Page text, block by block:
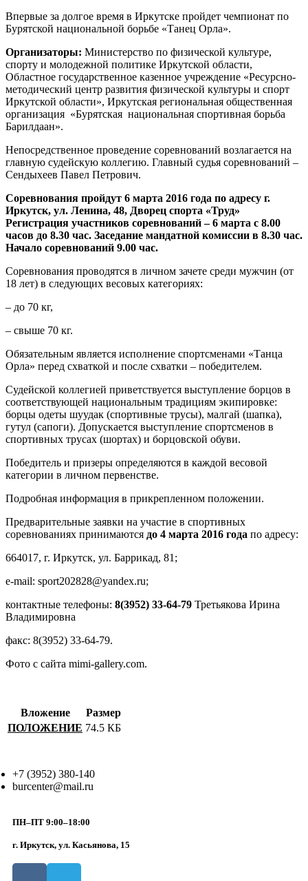
Впервые за долгое время в Иркутске пройдет чемпионат по
Бурятской национальной борьбе «Танец Орла».
Организаторы: Министерство по физической культуре,
спорту и молодежной политике Иркутской области,
Областное государственное казенное учреждение «Ресурсно-
методический центр развития физической культуры и спорт
Иркутской области», Иркутская региональная общественная
организация «Бурятская национальная спортивная борьба
Барилдаан».
Непосредственное проведение соревнований возлагается на
главную судейскую коллегию. Главный судья соревнований –
Сендыхеев Павел Петрович.
Соревнования пройдут 6 марта 2016 года по адресу г.
Иркутск, ул. Ленина, 48, Дворец спорта «Труд»
Регистрация участников соревнований – 6 марта с 8.00
часов до 8.30 час. Заседание мандатной комиссии в 8.30 час.
Начало соревнований 9.00 час.
Соревнования проводятся в личном зачете среди мужчин (от
18 лет) в следующих весовых категориях:
– до 70 кг,
– свыше 70 кг.
Обязательным является исполнение спортсменами «Танца
Орла» перед схваткой и после схватки – победителем.
Судейской коллегией приветствуется выступление борцов в
соответствующей национальным традициям экипировке:
борцы одеты шуудак (спортивные трусы), малгай (шапка),
гутул (сапоги). Допускается выступление спортсменов в
спортивных трусах (шортах) и борцовской обуви.
Победитель и призеры определяются в каждой весовой
категории в личном первенстве.
Подробная информация в прикрепленном положении.
Предварительные заявки на участие в спортивных
соревнованиях принимаются до 4 марта 2016 года по адресу:
664017, г. Иркутск, ул. Баррикад, 81;
e-mail: sport202828@yandex.ru;
контактные телефоны: 8(3952) 33-64-79 Третьякова Ирина
Владимировна
факс: 8(3952) 33-64-79.
Фото с сайта mimi-gallery.com.
Вложение
Размер
ПОЛОЖЕНИЕ 74.5 КБ
+7 (3952) 380-140
burcenter@mail.ru
ПН–ПТ 9:00–18:00
г. Иркутск, ул. Касьянова, 15